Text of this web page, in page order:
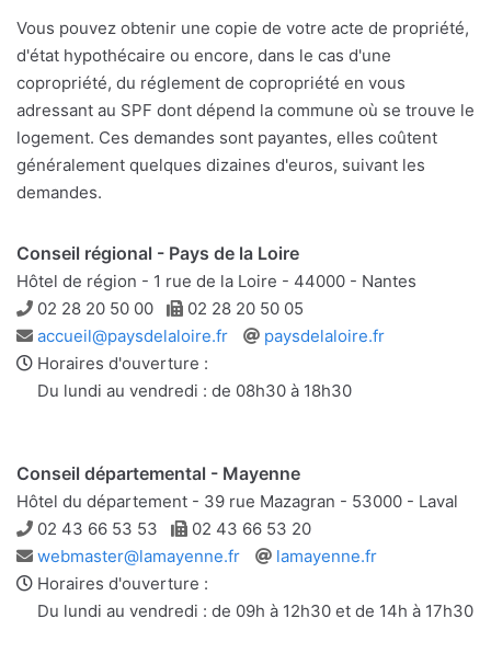
Vous pouvez obtenir une copie de votre acte de propriété,
d'état hypothécaire ou encore, dans le cas d'une
copropriété, du réglement de copropriété en vous
adressant au SPF dont dépend la commune où se trouve le
logement. Ces demandes sont payantes, elles coûtent
généralement quelques dizaines d'euros, suivant les
demandes.
Conseil régional - Pays de la Loire
Hôtel de région - 1 rue de la Loire - 44000 - Nantes
Téléphone
02 28 20 50 00 Télécopie
02 28 20 50 05
Adresse
e-
mail
accueil@paysdelaloire.fr
Site
paysdelaloire.fr
Horaires d'ouverture :
Du lundi au vendredi : de 08h30 à 18h30
Conseil départemental - Mayenne
Hôtel du département - 39 rue Mazagran - 53000 - Laval
Téléphone
02 43 66 53 53 Télécopie
02 43 66 53 20
Adresse
e-
mail
webmaster@lamayenne.fr
Site
lamayenne.fr
Horaires d'ouverture :
Du lundi au vendredi : de 09h à 12h30 et de 14h à 17h30